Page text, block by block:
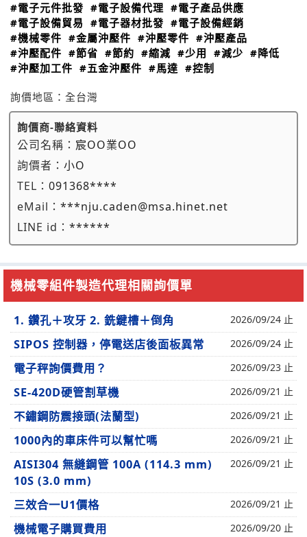
#電子元件批發 #電子設備代理 #電子產品供應
#電子設備貿易 #電子器材批發 #電子設備經銷
#機械零件 #金屬沖壓件 #沖壓零件 #沖壓產品
#沖壓配件 #節省 #節約 #縮減 #少用 #減少 #降低
#沖壓加工件 #五金沖壓件 #馬達 #控制
詢價地區： 全台灣
詢價商-聯絡資料
公司名稱： 宸OO業OO
詢價者： 小O
TEL： 091368****
eMail： ***nju.caden@msa.hinet.net
LINE id： ******
機械零組件製造代理相關詢價單
1. 鑽孔＋攻牙 2. 銑鍵槽＋倒角 2026/09/24 止
SIPOS 控制器，停電送店後面板異常 2026/09/24 止
電子秤詢價費用？ 2026/09/23 止
SE-420D硬管割草機 2026/09/21 止
不鏽鋼防震接頭(法蘭型) 2026/09/21 止
1000內的車床件可以幫忙嗎 2026/09/21 止
AISI304 無縫鋼管 100A (114.3 mm)
10S (3.0 mm)
2026/09/21 止
三效合一U1價格 2026/09/21 止
機械電子購買費用 2026/09/20 止